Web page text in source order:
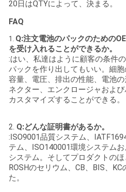
20日はQTYによって、決まる。
FAQ
1. Q:注文電池のパックのための
を受け入れることができるか。
:はい、私達はように顧客の条件
パックを作り出してもいい。細胞
容量、電圧、排出の性能、電池
ネクター、エンクロージャおよ
カスタマイズすることができる。
2. Q:どんな証明書があるか。
:ISO9001品質システム、
テム、ISO140001環境システム
システム。そしてプロダクトのほ
ROSHのセリウム、CB、BIS、
た。